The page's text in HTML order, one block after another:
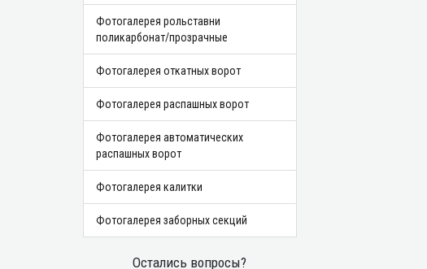
Фотогалерея рольставни
поликарбонат/прозрачные
Фотогалерея откатных ворот
Фотогалерея распашных ворот
Фотогалерея автоматических
распашных ворот
Фотогалерея калитки
Фотогалерея заборных секций
Остались вопросы?